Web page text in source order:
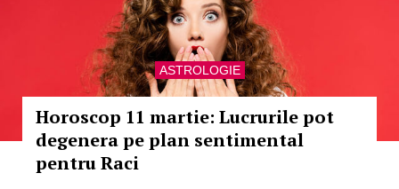
ASTROLOGIE
Horoscop 11 martie: Lucrurile pot
degenera pe plan sentimental
pentru Raci